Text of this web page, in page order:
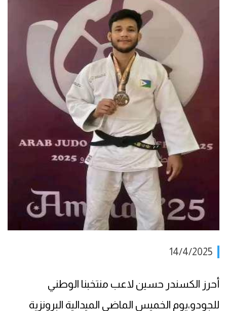
14/4/2025
أحرز الكسندر حسين لاعب منتخبنا الوطني
للجودو،يوم الخميس الماضي الميدالية البرونزية